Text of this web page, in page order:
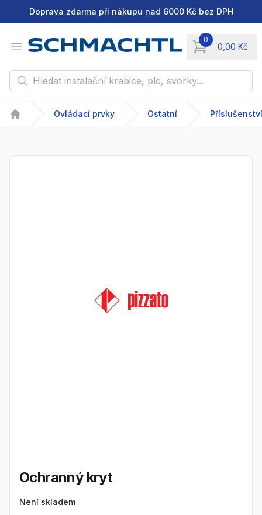
Doprava zdarma při nákupu nad 6000 Kč bez DPH
Open menu
0
0,00 Kč
items in cart,
Hledat instalační krabice, plc, svorky...
Home
Ovládací prvky Ostatní
Ochranný kryt
Není skladem